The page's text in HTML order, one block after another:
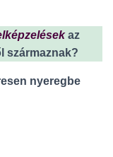
az
származnak?
nyeregbe